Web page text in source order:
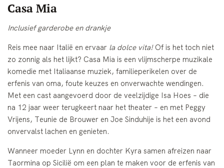
Casa Mia
Inclusief garderobe en drankje
Reis mee naar Italië en ervaar la dolce vita! Of is het toch niet
zo zonnig als het lijkt? Casa Mia is een vlijmscherpe muzikale
komedie met Italiaanse muziek, familieperikelen over de
erfenis van oma, foute keuzes en onverwachte wendingen.
Met een cast aangevoerd door de veelzijdige Isa Hoes – die
na 12 jaar weer terugkeert naar het theater – en met Peggy
Vrijens, Teunie de Brouwer en Joe Sinduhije is het een avond
onvervalst lachen en genieten.
Wanneer moeder Lynn en dochter Kyra samen afreizen naar
Taormina op Sicilië om een plan te maken voor de erfenis van